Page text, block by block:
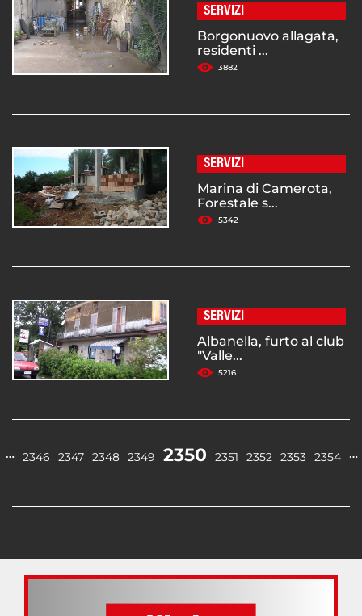
SERVIZI
Borgonuovo allagata,
residenti ...
3882
SERVIZI
Marina di Camerota,
Forestale s...
5342
SERVIZI
Albanella, furto al club
"Valle...
5216
… 2346 2347 2348 2349 2350 2351 2352 2353 2354 …